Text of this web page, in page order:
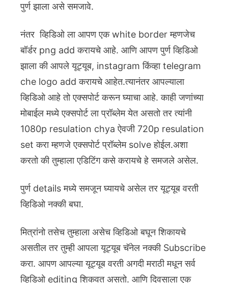
पुर्ण झाला असे समजावे.
नंतर व्हिडिओ ला आपण एक white border म्हणजेच
बॉर्डर png add करायचे आहे. आणि आपण पुर्ण व्हिडिओ
झाला की आपले यूट्यूब, instagram किंव्हा telegram
che logo add करायचे आहेत.त्यानंतर आपल्याला
व्हिडिओ आहे तो एक्सपोर्ट करून घ्याचा आहे. काही जणांच्या
मोबाईल मध्ये एक्सपोर्ट ला प्रॉब्लेम येत असतो तर त्यांनी
1080p resulation chya ऐवजी 720p resulation
set करा म्हणजे एक्सपोर्ट प्रॉब्लेम solve होईल.अशा
करतो की तुम्हाला एडिटिंग कसे करायचे हे समजले असेल.
पुर्ण details मध्ये समजून घ्यायचे असेल तर यूट्यूब वरती
व्हिडिओ नक्की बघा.
मित्रांनो तसेच तुम्हाला असेच व्हिडिओ बघून शिकायचे
असतील तर तुम्ही आपला यूट्यूब चॅनेल नक्की Subscribe
करा. आपण आपल्या यूट्यूब वरती अगदी मराठी मधून सर्व
व्हिडिओ editing शिकवत असतो. आणि दिवसाला एक